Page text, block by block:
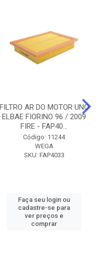
FILTRO AR DO MOTOR UNO
ELBAE FIORINO 96 / 2009
FIRE - FAP40...
Código: 11244
WEGA
SKU: FAP4033
Faça seu login ou
cadastre-se para
ver preços e
comprar